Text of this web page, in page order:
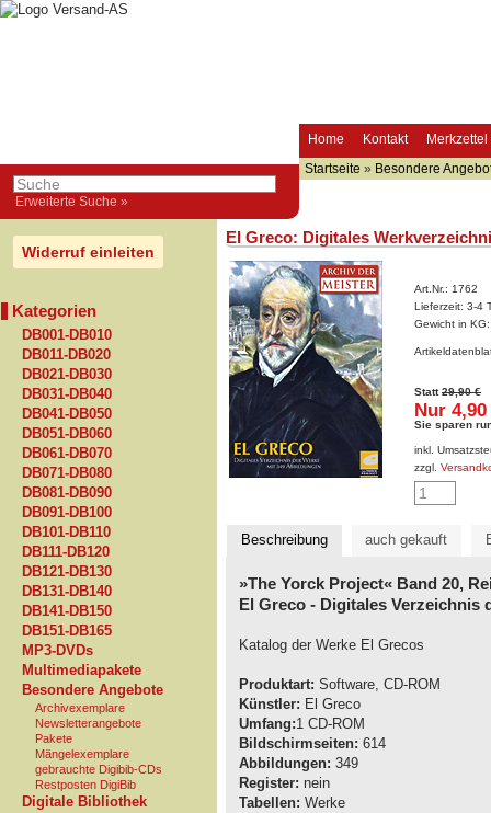
Home Kontakt Merkzettel
Erweiterte Suche »
Startseite » Besondere
Widerruf einleiten
Kategorien
DB001-DB010
DB011-DB020
DB021-DB030
DB031-DB040
DB041-DB050
DB051-DB060
DB061-DB070
DB071-DB080
DB081-DB090
DB091-DB100
DB101-DB110
DB111-DB120
DB121-DB130
DB131-DB140
DB141-DB150
DB151-DB165
MP3-DVDs
Multimediapakete
Besondere Angebote
Archivexemplare
Newsletterangebote
Pakete
Mängelexemplare
gebrauchte Digibib-CDs
Restposten DigiBib
Digitale Bibliothek
El Greco: Digitales
Art.Nr.: 1762
Lieferzeit: 3-4
Gewicht in
Statt29,90 €
Nur 4,90
Sie sparen
inkl.
zzgl.
Beschreibung auch gekauft
»The Yorck Project« Band 20,
El Greco - Digitales Verzeichnis
Katalog der Werke El Grecos
Produktart: Software, CD-ROM
Künstler: El Greco
Umfang:1 CD-ROM
Bildschirmseiten: 614
Abbildungen: 349
Register: nein
Tabellen: Werke